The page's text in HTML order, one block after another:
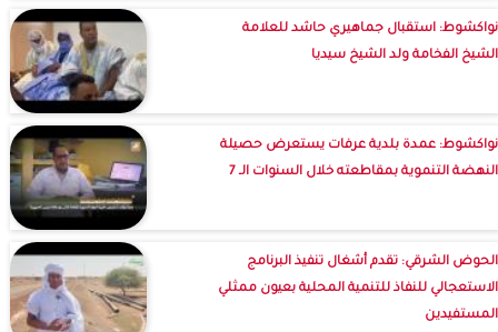
نواكشوط: استقبال جماهيري حاشد للعلامة
الشيخ الفخامة ولد الشيخ سيديا
نواكشوط: عمدة بلدية عرفات يستعرض حصيلة
النهضة التنموية بمقاطعته خلال السنوات الـ 7
الحوض الشرقي: تقدم أشغال تنفيذ البرنامج
الاستعجالي للنفاذ للتنمية المحلية بعيون ممثلي
المستفيدين